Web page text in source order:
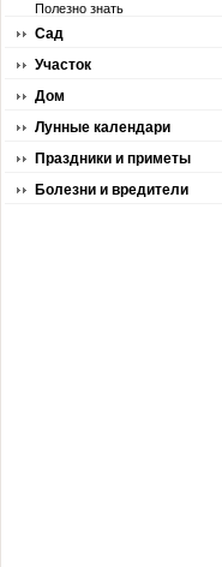
Полезно знать
Сад
Участок
Дом
Лунные календари
Праздники и приметы
Болезни и вредители